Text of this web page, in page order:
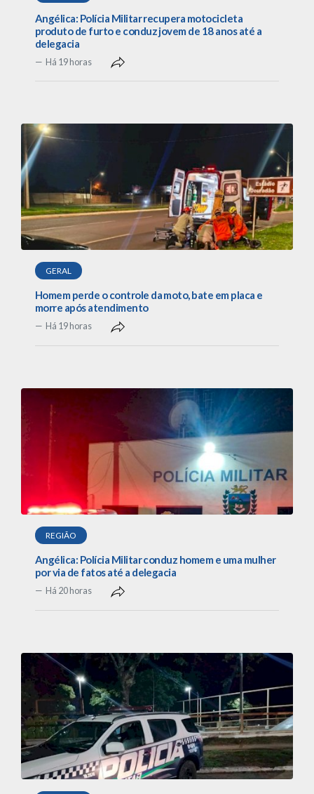
Angélica: Polícia Militar recupera motocicleta
produto de furto e conduz jovem de 18 anos até a
delegacia
Há 19 horas
GERAL
Homem perde o controle da moto, bate em placa e
morre após atendimento
Há 19 horas
REGIÃO
Angélica: Polícia Militar conduz homem e uma mulher
por via de fatos até a delegacia
Há 20 horas